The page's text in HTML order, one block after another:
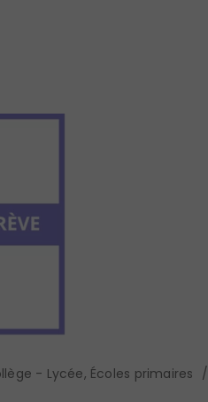
- Lycée, Écoles primaires